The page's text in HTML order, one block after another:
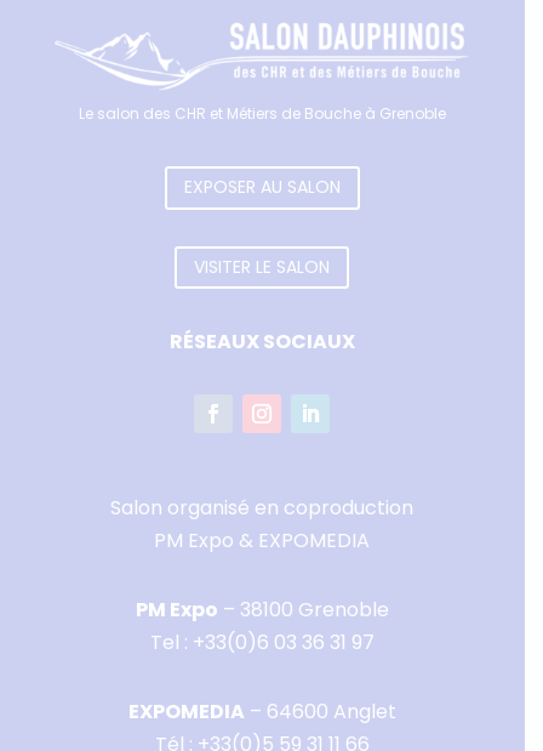
Le salon des CHR et Métiers de Bouche à Grenoble
EXPOSER AU SALON
VISITER LE SALON
RÉSEAUX SOCIAUX
Salon organisé en coproduction
PM Expo & EXPOMEDIA
PM Expo – 38100 Grenoble
Tel : +33(0)6 03 36 31 97
EXPOMEDIA – 64600 Anglet
Tél : +33(0)5 59 31 11 66